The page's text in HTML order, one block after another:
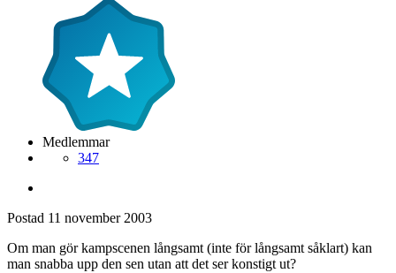
Medlemmar
347
Postad 11 november 2003
Om man gör kampscenen långsamt (inte för långsamt såklart) kan
man snabba upp den sen utan att det ser konstigt ut?